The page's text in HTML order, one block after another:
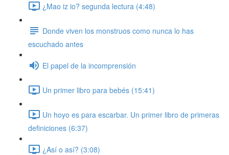
¿Mao iz io? segunda lectura (4:48)
Donde viven los monstruos como nunca lo has
escuchado antes
El papel de la incomprensión
Un primer libro para bebés (15:41)
Un hoyo es para escarbar. Un primer libro de primeras
definiciones (6:37)
¿Así o así? (3:08)